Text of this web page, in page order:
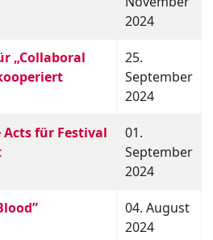
2024
„Collaboral
25.
September
2024
Acts für Festival
01.
September
2024
04. August
2024